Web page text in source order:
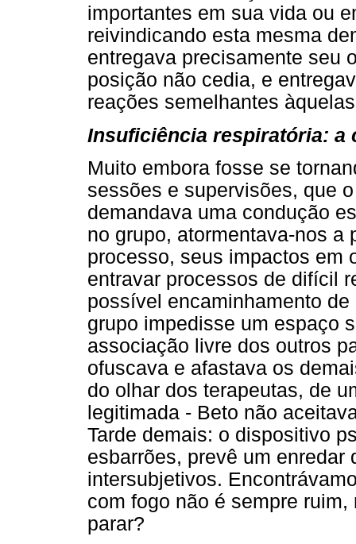
importantes em sua vida ou
reivindicando esta mesma
entregava precisamente seu
posição não cedia, e
reações semelhantes
Insuficiência respiratória: a
Muito embora fosse se
sessões e supervisões, que
demandava uma condução
no grupo, atormentava-nos a
processo, seus impactos em
entravar processos de difícil
possível encaminhamento
grupo impedisse um espaço
associação livre dos outros
ofuscava e afastava os
do olhar dos terapeutas, de
legitimada - Beto não
Tarde demais: o dispositivo
esbarrões, prevê um enredar
intersubjetivos.
com fogo não é sempre
parar?